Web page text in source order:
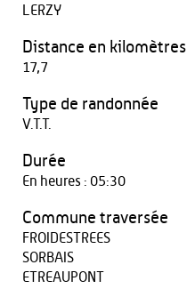
LERZY
Distance en kilomètres
17,7
Type de randonnée
V.T.T.
Durée
En heures : 05:30
Commune traversée
FROIDESTREES
SORBAIS
ETREAUPONT